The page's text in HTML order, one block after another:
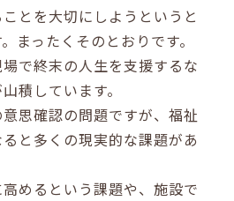
とを大切にしようというと
まったくそのとおりです。
で終末の人生を支援するな
積しています。
思確認の問題ですが、福祉
と多くの現実的な課題があ
めるという課題や、施設で